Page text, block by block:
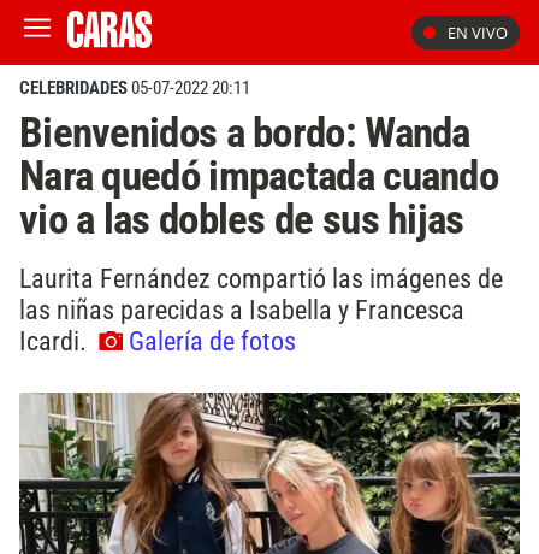
EN VIVO
CELEBRIDADES05-07-2022 20:11
Bienvenidos a bordo: Wanda
Nara quedó impactada cuando
vio a las dobles de sus hijas
Laurita Fernández compartió las imágenes de
las niñas parecidas a Isabella y Francesca
Icardi.
Galería de fotos